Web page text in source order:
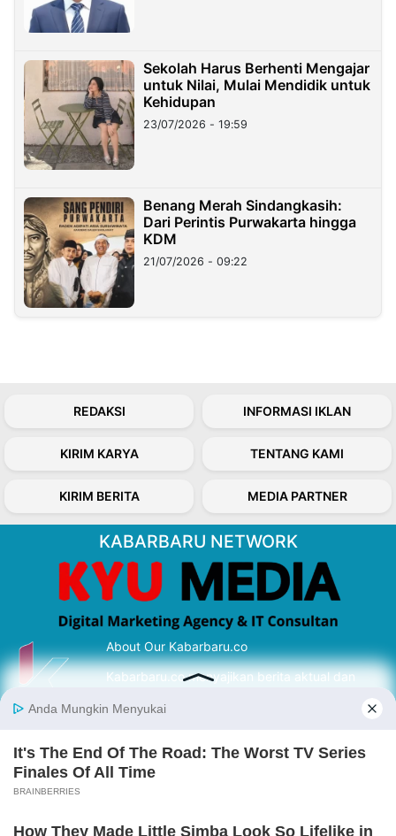
Sekolah Harus Berhenti Mengajar
untuk Nilai, Mulai Mendidik untuk
Kehidupan
23/07/2026 - 19:59
Benang Merah Sindangkasih:
Dari Perintis Purwakarta hingga
KDM
21/07/2026 - 09:22
REDAKSI INFORMASI IKLAN
KIRIM KARYA TENTANG KAMI
KIRIM BERITA MEDIA PARTNER
KABARBARU NETWORK
About Our Kabarbaru.co
Kabarbaru.co menyajikan berita aktual dan
serta terverifikasi dari sumber yang tepat.
Follow Kabarbaru